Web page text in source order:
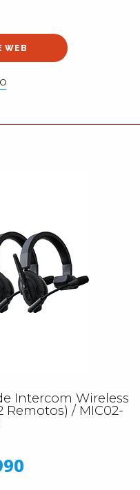
WEB
Intercom Wireless
Remotos) / MIC02-